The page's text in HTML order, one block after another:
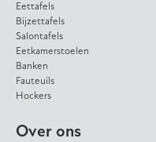
Eettafels
Bijzettafels
Salontafels
Eetkamerstoelen
Banken
Fauteuils
Hockers
Over ons